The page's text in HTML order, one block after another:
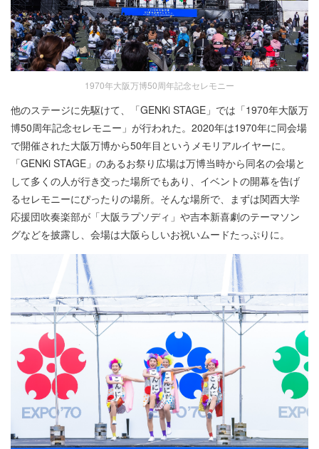
1970年大阪万博50周年記念セレモニー
他のステージに先駆けて、「GENKi STAGE」では「1970年大阪万
博50周年記念セレモニー」が行われた。2020年は1970年に同会場
で開催された大阪万博から50年目というメモリアルイヤーに。
「GENKi STAGE」のあるお祭り広場は万博当時から同名の会場と
して多くの人が行き交った場所でもあり、イベントの開幕を告げ
るセレモニーにぴったりの場所。そんな場所で、まずは関西大学
応援団吹奏楽部が「大阪ラプソディ」や吉本新喜劇のテーマソン
グなどを披露し、会場は大阪らしいお祝いムードたっぷりに。